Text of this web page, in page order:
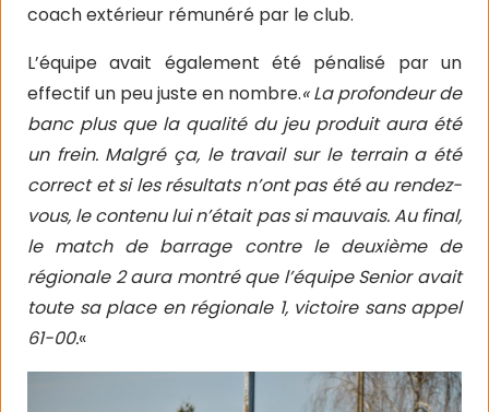
coach extérieur rémunéré par le club.
L’équipe avait également été pénalisé par un
effectif un peu juste en nombre.« La profondeur de
banc plus que la qualité du jeu produit aura été
un frein. Malgré ça, le travail sur le terrain a été
correct et si les résultats n’ont pas été au rendez-
vous, le contenu lui n’était pas si mauvais. Au final,
le match de barrage contre le deuxième de
régionale 2 aura montré que l’équipe Senior avait
toute sa place en régionale 1, victoire sans appel
61-00.«